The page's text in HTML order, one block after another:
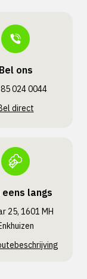
Bel ons
024 0044
direct
eens langs
25, 1601 MH